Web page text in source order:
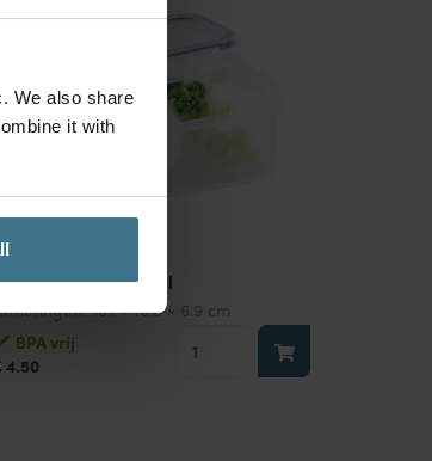
We also share
it with
600 ml
15.1 × 10.8 × 6.9 cm
BPA vrij
4.50
Vershouddoos